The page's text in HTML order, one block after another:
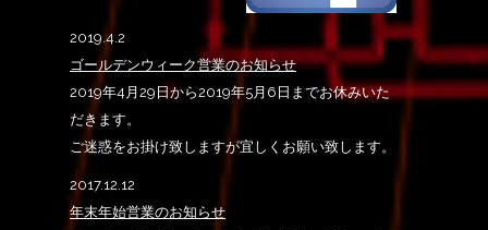
2019.4.2
ゴールデンウィーク営業のお知らせ
2019年4月29日から2019年5月6日までお休みいた
だきます。
ご迷惑をお掛け致しますが宜しくお願い致します。
2017.12.12
年末年始営業のお知らせ